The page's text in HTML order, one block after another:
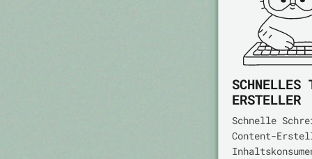
SCHNELLES
ERSTELLER
Schnelle
Content-